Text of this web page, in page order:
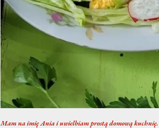
Mam na imię Ania i uwielbiam prostą domową